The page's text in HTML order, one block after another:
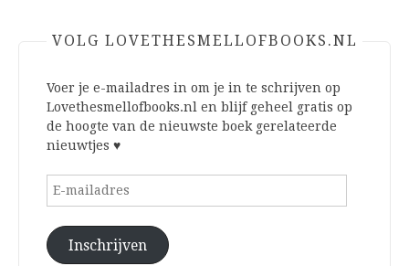
VOLG LOVETHESMELLOFBOOKS.NL
Voer je e-mailadres in om je in te schrijven op
Lovethesmellofbooks.nl en blijf geheel gratis op
de hoogte van de nieuwste boek gerelateerde
nieuwtjes ♥
E-
mailadres
Inschrijven